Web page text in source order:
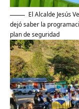
El Alcalde Jesús
dejó saber la
plan de seguridad